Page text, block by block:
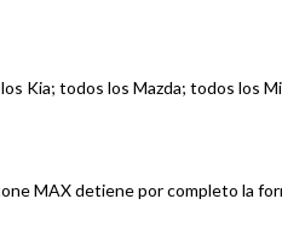
Kia; todos los Mazda; todos los
MAX detiene por completo la